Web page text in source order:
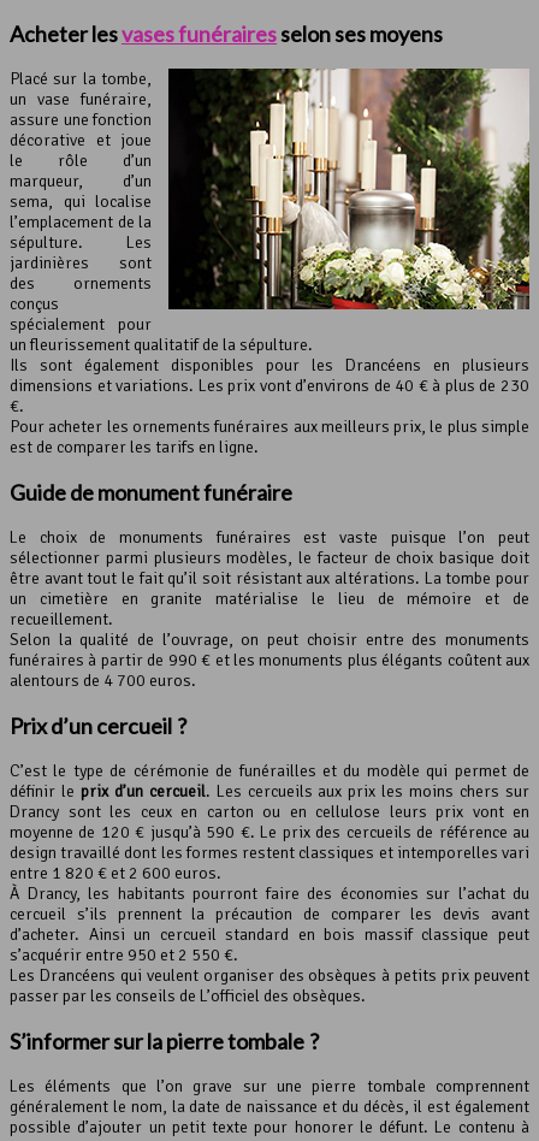
Acheter lesvases funérairesselon ses moyens
Placé sur la tombe,
un vase funéraire,
assure une fonction
décorative et joue
le rôle d’un
marqueur, d’un
sema, qui localise
l’emplacement de la
sépulture. Les
jardinières sont
des ornements
conçus
spécialement pour
un fleurissement qualitatif de la sépulture.
Ils sont également disponibles pour les Drancéens en plusieurs
dimensions et variations. Les prix vont d’environs de 40 € à plus de 230
€.
Pour acheter les ornements funéraires aux meilleurs prix, le plus simple
est de comparer les tarifs en ligne.
Guide de monument funéraire
Le choix de monuments funéraires est vaste puisque l’on peut
sélectionner parmi plusieurs modèles, le facteur de choix basique doit
être avant tout le fait qu’il soit résistant aux altérations. La tombe pour
un cimetière en granite matérialise le lieu de mémoire et de
recueillement.
Selon la qualité de l’ouvrage, on peut choisir entre des monuments
funéraires à partir de 990 € et les monuments plus élégants coûtent aux
alentours de 4 700 euros.
Prix d’un cercueil ?
C’est le type de cérémonie de funérailles et du modèle qui permet de
définir le prix d’un cercueil. Les cercueils aux prix les moins chers sur
Drancy sont les ceux en carton ou en cellulose leurs prix vont en
moyenne de 120 € jusqu’à 590 €. Le prix des cercueils de référence au
design travaillé dont les formes restent classiques et intemporelles vari
entre 1 820 € et 2 600 euros.
À Drancy, les habitants pourront faire des économies sur l’achat du
cercueil s’ils prennent la précaution de comparer les devis avant
d’acheter. Ainsi un cercueil standard en bois massif classique peut
s’acquérir entre 950 et 2 550 €.
Les Drancéens qui veulent organiser des obsèques à petits prix peuvent
passer par les conseils de L’officiel des obsèques.
S’informer sur la pierre tombale ?
Les éléments que l’on grave sur une pierre tombale comprennent
généralement le nom, la date de naissance et du décès, il est également
possible d’ajouter un petit texte pour honorer le défunt. Le contenu à